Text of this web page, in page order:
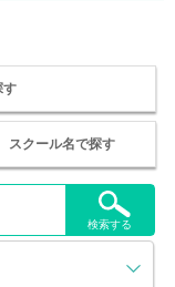
す
スクール名で探す
検索する